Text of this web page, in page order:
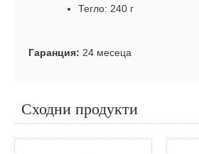
Тегло: 240 г
Гаранция: 24 месеца
Сходни продукти